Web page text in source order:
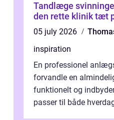
Tandlæge svinninge sådan vælger du
den rette klinik tæt
05 july 2026
inspiration
En professionel
forvandle en
funktionelt og
passer til både